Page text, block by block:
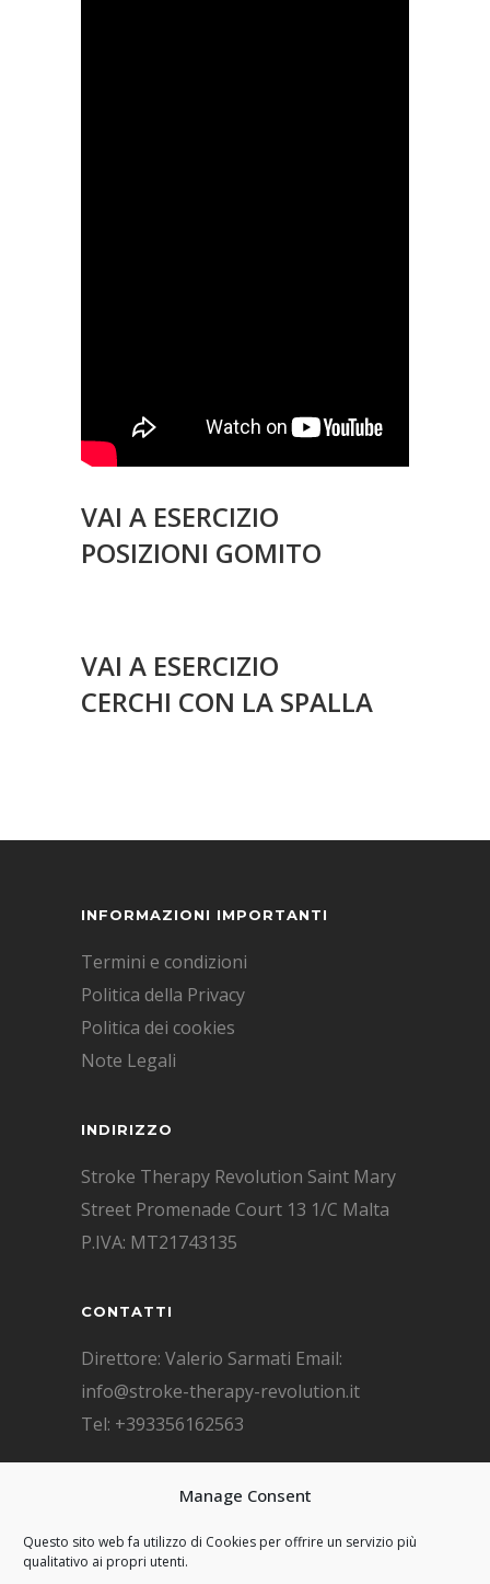
Manage Consent
Questo sito web fa utilizzo di Cookies per offrire un servizio più
qualitativo ai propri utenti.
VAI A ESERCIZIO
POSIZIONI GOMITO
VAI A ESERCIZIO
CERCHI CON LA SPALLA
INFORMAZIONI IMPORTANTI
Termini e condizioni
Politica della Privacy
Politica dei cookies
Note Legali
INDIRIZZO
Stroke Therapy Revolution Saint Mary
Street Promenade Court 13 1/C Malta
P.IVA: MT21743135
CONTATTI
Direttore: Valerio Sarmati Email:
info@stroke-therapy-revolution.it
Tel: +393356162563
F.A.Q. DOMANDE FREQUENTI
F.A.Q.